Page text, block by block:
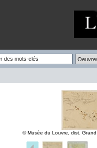
© Musée du Louvre, dist.